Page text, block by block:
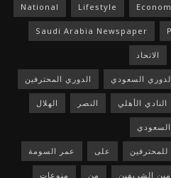
Lifestyle
National
Saudi Arabia Newspaper
الاتحاد
السعودي الدوري المحترفين
النادي الأهلي النصر الهلال
على عمر السومة
الشريفين من منوعات